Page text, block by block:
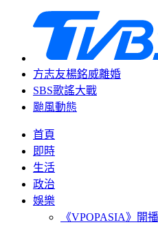
方志友楊銘威離婚
SBS歌謠大戰
颱風動態
首頁
即時
生活
政治
娛樂
《VPOPASIA》開播